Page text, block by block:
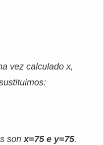
vez calculado x,
son x=75 e y=75.